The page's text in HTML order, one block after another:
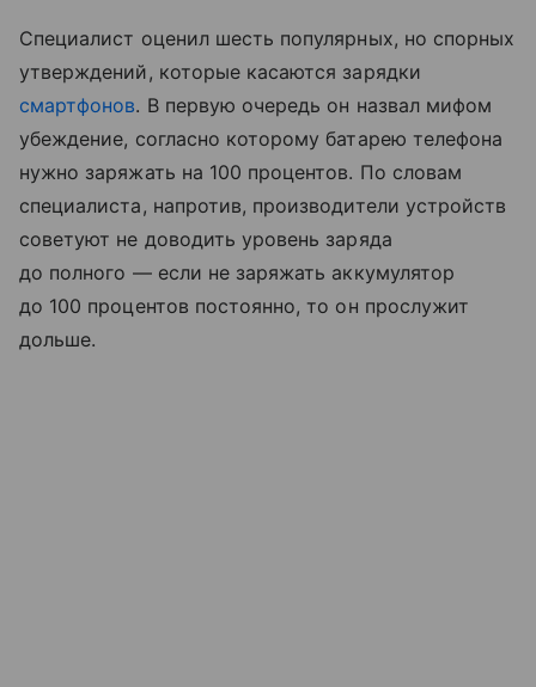
Специалист оценил шесть популярных, но спорных
утверждений, которые касаются зарядки
смартфонов. В первую очередь он назвал мифом
убеждение, согласно которому батарею телефона
нужно заряжать на 100 процентов. По словам
специалиста, напротив, производители устройств
советуют не доводить уровень заряда
до полного — если не заряжать аккумулятор
до 100 процентов постоянно, то он прослужит
дольше.